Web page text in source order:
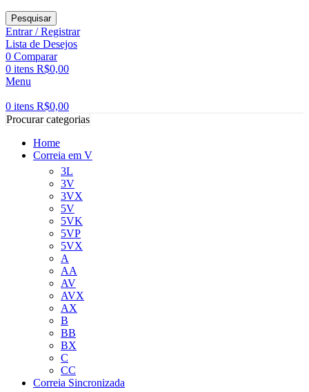
Pesquisar
Entrar / Registrar
Lista de Desejos
0 Comparar
0 itens R$0,00
Menu
0 itens R$0,00
Procurar categorias
Home
Correia em V
3L
3V
3VX
5V
5VK
5VP
5VX
A
AA
AV
AVX
AX
B
BB
BX
C
CC
Correia Sincronizada